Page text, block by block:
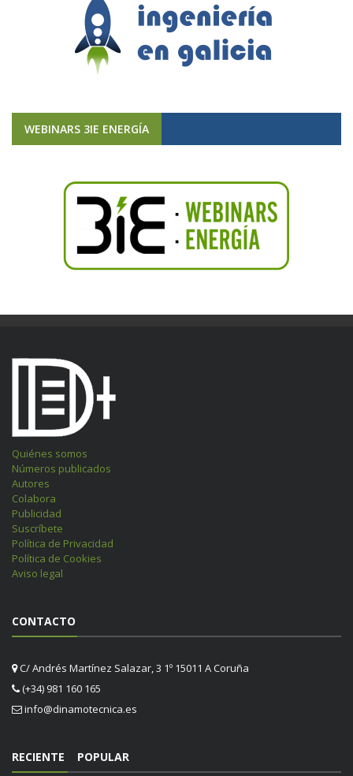
WEBINARS 3IE ENERGÍA
Quiénes somos
Números publicados
Autores
Colabora
Publicidad
Suscríbete
Política de Privacidad
Política de Cookies
Aviso legal
CONTACTO
C/ Andrés Martínez Salazar, 3 1º 15011 A Coruña
(+34) 981 160 165
info@dinamotecnica.es
RECIENTE POPULAR